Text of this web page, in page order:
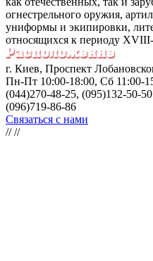
огнестрельного оружия,
униформы и экипировки,
относящихся к периоду
г. Киев, Проспект
Пн-Пт 10:00-18:00, Сб 11:00-
(044)270-48-25, (095)132-50-50
(096)719-86-86
Связаться с нами
////